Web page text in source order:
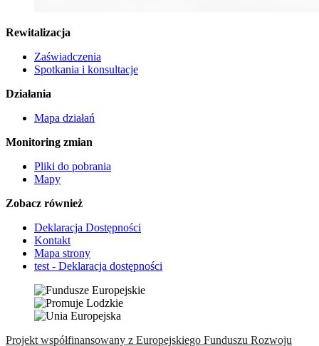
Rewitalizacja
Zaświadczenia
Spotkania i konsultacje
Działania
Mapa działań
Monitoring zmian
Pliki do pobrania
Mapy
Zobacz również
Deklaracja Dostępności
Kontakt
Mapa strony
test - Deklaracja dostępności
Projekt współfinansowany z Europejskiego Funduszu Rozwoju